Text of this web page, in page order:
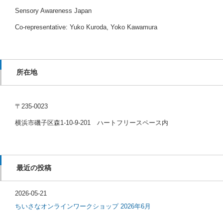
Sensory Awareness Japan
Co-representative: Yuko Kuroda, Yoko Kawamura
所在地
〒235-0023
横浜市磯子区森1-10-9-201 ハートフリースペース内
最近の投稿
2026-05-21
ちいさなオンラインワークショップ 2026年6月